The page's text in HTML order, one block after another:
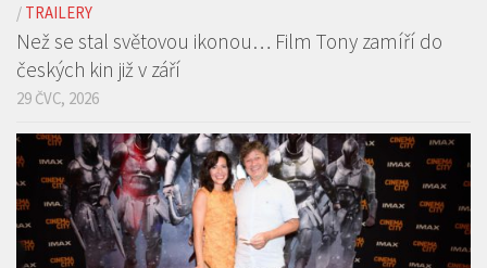
/ TRAILERY
Než se stal světovou ikonou… Film Tony zamíří do
českých kin již v září
29 ČVC, 2026